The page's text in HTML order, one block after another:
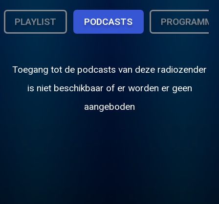
PLAYLIST PODCASTS PROGRAMMA
Toegang tot de podcasts van deze radiozender
is niet beschikbaar of er worden er geen
aangeboden